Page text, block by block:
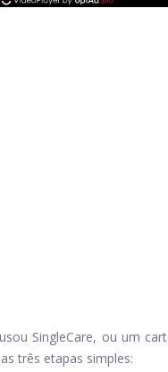
SingleCare, ou um
três etapas simples: